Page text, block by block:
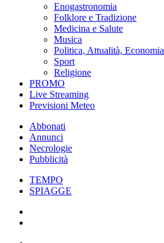
Enogastronomia
Folklore e Tradizione
Medicina e Salute
Musica
Politica, Attualità, Economia
Sport
Religione
PROMO
Live Streaming
Previsioni Meteo
Abbonati
Annunci
Necrologie
Pubblicità
TEMPO
SPIAGGE